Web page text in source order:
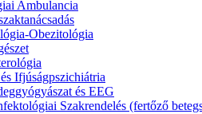
Ambulancia
Obezitológia
Ifjúságpszichiátria
és EEG
Szakrendelés (fertőző